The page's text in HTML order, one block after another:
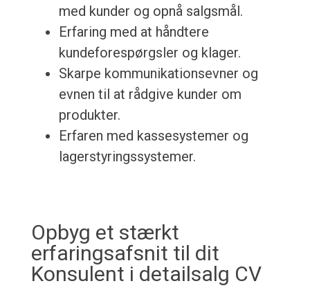
med kunder og opnå salgsmål.
Erfaring med at håndtere
kundeforespørgsler og klager.
Skarpe kommunikationsevner og
evnen til at rådgive kunder om
produkter.
Erfaren med kassesystemer og
lagerstyringssystemer.
Opbyg et stærkt
erfaringsafsnit til dit
Konsulent i detailsalg CV